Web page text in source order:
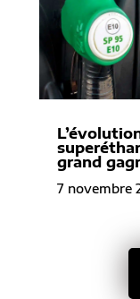
grand
7 novembre